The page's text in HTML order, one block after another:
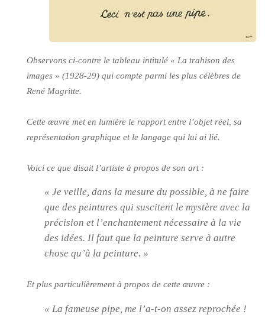
Observons ci-contre le tableau intitulé « La trahison des
images » (1928-29) qui compte parmi les plus célèbres de
René Magritte.
Cette œuvre met en lumière le rapport entre l’objet réel, sa
représentation graphique et le langage qui lui ai lié.
Voici ce que disait l’artiste à propos de son art :
« Je veille, dans la mesure du possible, à ne faire
que des peintures qui suscitent le mystère avec la
précision et l’enchantement nécessaire à la vie
des idées. Il faut que la peinture serve à autre
chose qu’à la peinture. »
Et plus particulièrement à propos de cette œuvre :
« La fameuse pipe, me l’a-t-on assez reprochée !